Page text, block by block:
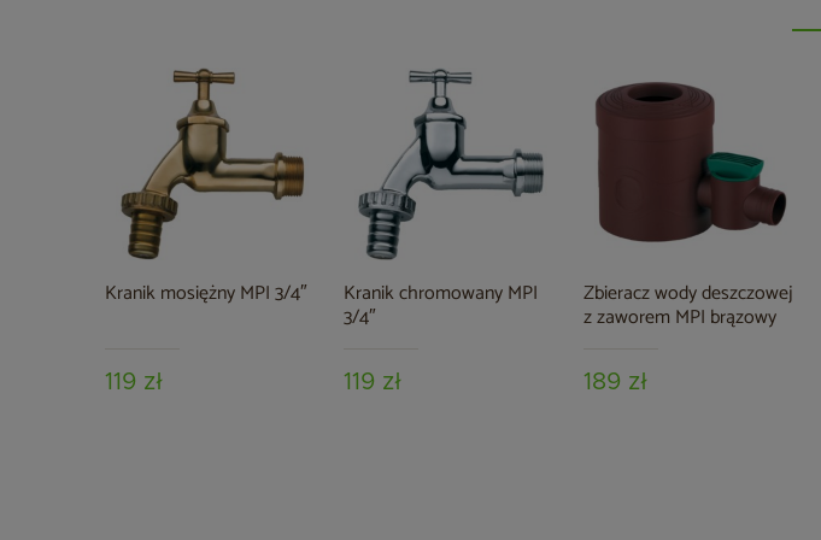
Kranik mosiężny MPI 3/4″
119 zł
Kranik chromowany MPI
3/4″
119 zł
Zbieracz wody deszczowej
z zaworem MPI brązowy
189 zł